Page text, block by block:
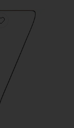
Favorite MARBLE SUN ペ